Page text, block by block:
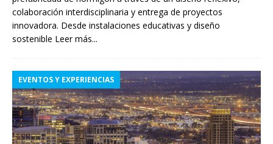
colaboración interdisciplinaria y entrega de proyectos
innovadora. Desde instalaciones educativas y diseño
sostenible Leer más...
EVENTOS Y EXPERIENCIAS